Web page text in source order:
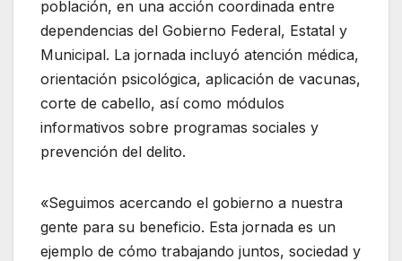
población, en una acción coordinada entre
dependencias del Gobierno Federal, Estatal y
Municipal. La jornada incluyó atención médica,
orientación psicológica, aplicación de vacunas,
corte de cabello, así como módulos
informativos sobre programas sociales y
prevención del delito.
«Seguimos acercando el gobierno a nuestra
gente para su beneficio. Esta jornada es un
ejemplo de cómo trabajando juntos, sociedad y